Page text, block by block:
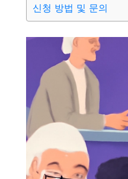
신청 방법 및 문의